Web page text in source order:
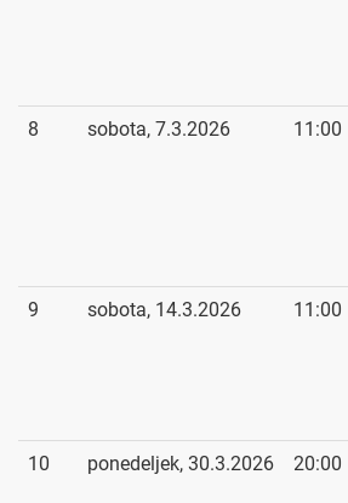
8 sobota, 7.3.2026 11:00
9 sobota, 14.3.2026 11:00
10 ponedeljek, 30.3.2026 20:00